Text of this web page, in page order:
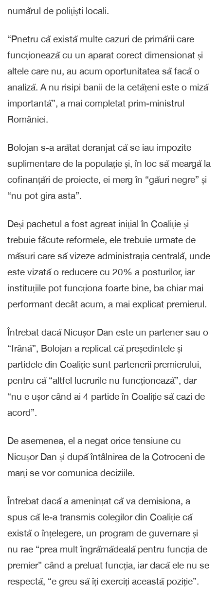
numărul de polițiști locali.
“Pnetru că există multe cazuri de primării care
funcționează cu un aparat corect dimensionat și
altele care nu, au acum oportunitatea să facă o
analiză. A nu risipi banii de la cetățeni este o miză
importantă”, a mai completat prim-ministrul
României.
Bolojan s-a arătat deranjat că se iau impozite
suplimentare de la populație și, în loc să meargă la
cofinanțări de proiecte, ei merg în “găuri negre” și
“nu pot gira asta”.
Deși pachetul a fost agreat inițial în Coaliție și
trebuie făcute reformele, ele trebuie urmate de
măsuri care să vizeze administrația centrală, unde
este vizată o reducere cu 20% a posturilor, iar
instituțiile pot funcționa foarte bine, ba chiar mai
performant decât acum, a mai explicat premierul.
Întrebat dacă Nicușor Dan este un partener sau o
“frână”, Bolojan a replicat că președintele și
partidele din Coaliție sunt partenerii premierului,
pentru că “altfel lucrurile nu funcționează”, dar
“nu e ușor când ai 4 partide în Coaliție să cazi de
acord”.
De asemenea, el a negat orice tensiune cu
Nicușor Dan și după întâlnirea de la Cotroceni de
marți se vor comunica deciziile.
Întrebat dacă a amenințat că va demisiona, a
spus că le-a transmis colegilor din Coaliție că
există o înțelegere, un program de guvernare și
nu rae “prea mult îngrămădeală pentru funcția de
premier” când a preluat funcția, iar dacă ele nu se
respectă, “e greu să îți exerciți această poziție”.